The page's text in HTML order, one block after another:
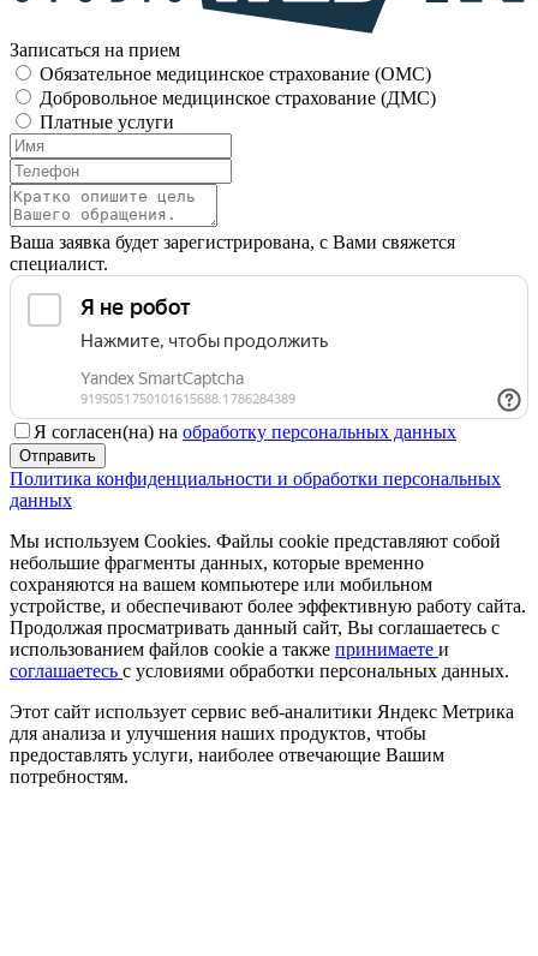
Записаться на прием
Обязательное медицинское страхование (OMC)
Добровольное медицинское страхование (ДМС)
Платные услуги
Ваша заявка будет зарегистрирована, с Вами свяжется
специалист.
Я согласен(на) на обработку персональных данных
Отправить
Политика конфиденциальности и обработки персональных
данных
Мы используем Cookies. Файлы cookie представляют собой
небольшие фрагменты данных, которые временно
сохраняются на вашем компьютере или мобильном
устройстве, и обеспечивают более эффективную работу сайта.
Продолжая просматривать данный сайт, Вы соглашаетесь с
использованием файлов cookie а также принимаете и
соглашаетесь с условиями обработки персональных данных.
Этот сайт использует сервис веб-аналитики Яндекс Метрика
для анализа и улучшения наших продуктов, чтобы
предоставлять услуги, наиболее отвечающие Вашим
потребностям.